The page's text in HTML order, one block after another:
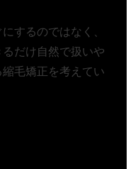
するのではなく、
だけ自然で扱いや
毛矯正を考えてい